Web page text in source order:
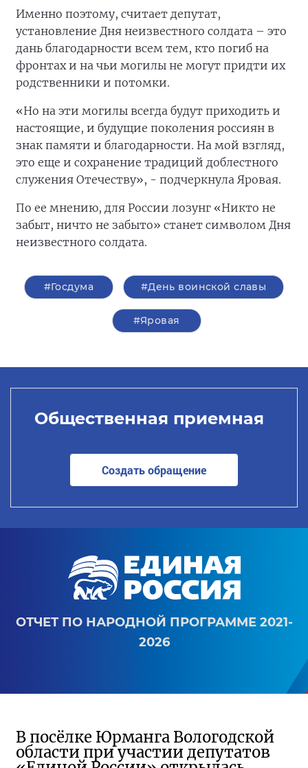
Именно поэтому, считает депутат,
установление Дня неизвестного солдата – это
дань благодарности всем тем, кто погиб на
фронтах и на чьи могилы не могут придти их
родственники и потомки.
«Но на эти могилы всегда будут приходить и
настоящие, и будущие поколения россиян в
знак памяти и благодарности. На мой взгляд,
это еще и сохранение традиций доблестного
служения Отечеству», - подчеркнула Яровая.
По ее мнению, для России лозунг «Никто не
забыт, ничто не забыто» станет символом Дня
неизвестного солдата.
#Госдума #День воинской славы
#Яровая
Общественная приемная
Создать обращение
ОТЧЕТ ПО НАРОДНОЙ ПРОГРАММЕ 2021-
2026
В посёлке Юрманга Вологодской
области при участии депутатов